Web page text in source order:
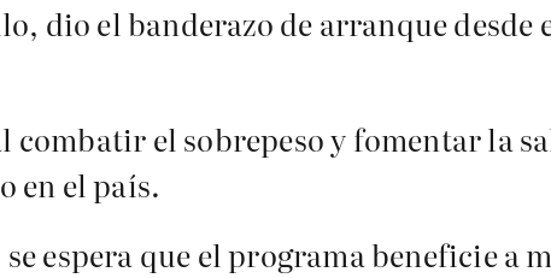
dio el banderazo de arranque desde
el sobrepeso y fomentar la
en el país.
espera que el programa beneficie a